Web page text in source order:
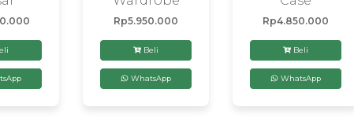
Rp5.950.000
Beli
WhatsApp
Rp4.850.000
Beli
WhatsApp